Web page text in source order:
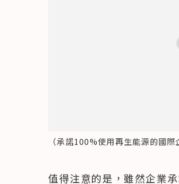
（承諾100%使用再生能源的國
值得注意的是，雖然企業